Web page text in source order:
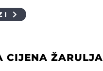
CIJENA ŽARULJA